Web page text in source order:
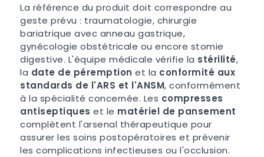
La référence du produit doit correspondre au
geste prévu : traumatologie, chirurgie
bariatrique avec anneau gastrique,
gynécologie obstétricale ou encore stomie
digestive. L'équipe médicale vérifie la stérilité,
la date de péremption et la conformité aux
standards de l'ARS et l'ANSM, conformément
à la spécialité concernée. Les compresses
antiseptiques et le matériel de pansement
complètent l'arsenal thérapeutique pour
assurer les soins postopératoires et prévenir
les complications infectieuses ou l'occlusion.